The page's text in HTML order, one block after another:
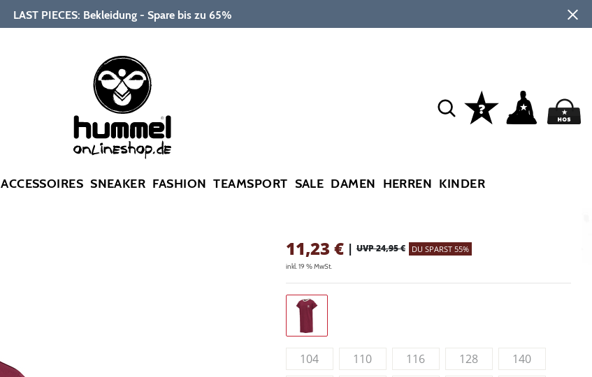
LAST PIECES: Bekleidung - Spare bis zu 65%
ACCESSOIRES SNEAKER FASHION TEAMSPORT SALE DAMEN HERREN KINDER
11,23 € | UVP 24,95 € DU SPARST 55%
inkl. 19 % MwSt.
104 110 116 128
140